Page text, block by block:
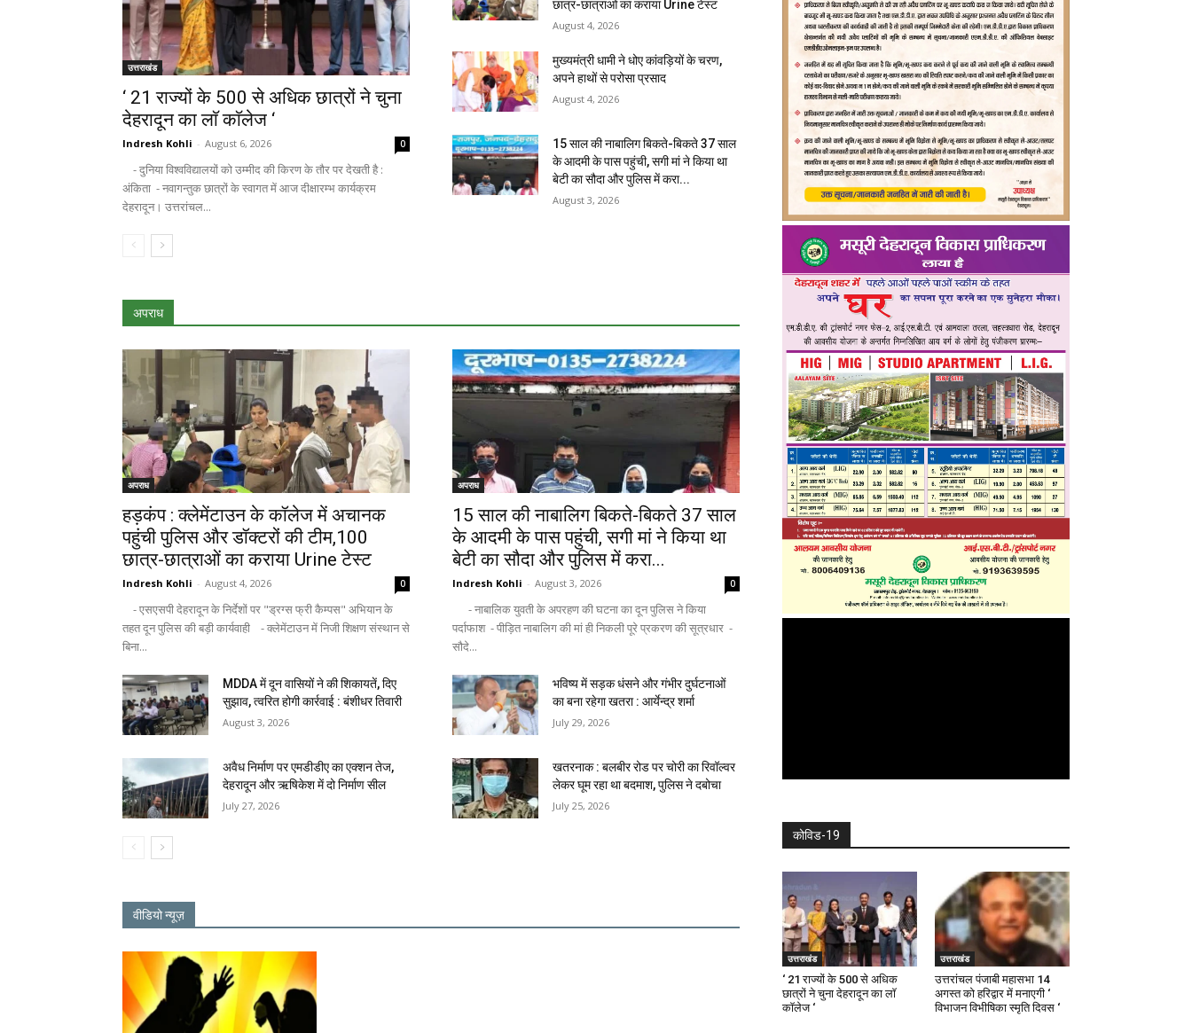
उत्तराखंड
‘ 21 राज्यों के 500 से अधिक छात्रों ने चुना
देहरादून का लाॅ काॅलेज ‘
Indresh Kohli - August 6, 2026 0
- दुनिया विश्वविद्यालयों को उम्मीद की किरण के तौर पर देखती है :
अंकिता - नवागन्तुक छात्रों के स्वागत में आज दीक्षारम्भ कार्यक्रम
देहरादून। उत्तरांचल...
छात्र-छात्राओं का कराया Urine टेस्ट
August 4, 2026
मुख्यमंत्री धामी ने धोए कांवड़ियों के चरण,
अपने हाथों से परोसा प्रसाद
August 4, 2026
15 साल की नाबालिग बिकते-बिकते 37 साल
के आदमी के पास पहुंची, सगी मां ने किया था
बेटी का सौदा और पुलिस में करा...
August 3, 2026
अपराध
अपराध
हड़कंप : क्लेमेंटाउन के कॉलेज में अचानक
पहुंची पुलिस और डॉक्टरों की टीम,100
छात्र-छात्राओं का कराया Urine टेस्ट
Indresh Kohli - August 4, 2026 0
- एसएसपी देहरादून के निर्देशों पर "ड्रग्स फ्री कैम्पस" अभियान के
तहत दून पुलिस की बड़ी कार्यवाही - क्लेमेंटाउन में निजी शिक्षण संस्थान से
बिना...
अपराध
15 साल की नाबालिग बिकते-बिकते 37 साल
के आदमी के पास पहुंची, सगी मां ने किया था
बेटी का सौदा और पुलिस में करा...
Indresh Kohli - August 3, 2026 0
- नाबालिक युवती के अपरहण की घटना का दून पुलिस ने किया
पर्दाफाश - पीड़ित नाबालिग की मां ही निकली पूरे प्रकरण की सूत्रधार -
सौदे...
MDDA में दून वासियों ने की शिकायतें, दिए
सुझाव, त्वरित होगी कार्रवाई : बंशीधर तिवारी
August 3, 2026
भविष्य में सड़क धंसने और गंभीर दुर्घटनाओं
का बना रहेगा खतरा : आर्येन्द्र शर्मा
July 29, 2026
अवैध निर्माण पर एमडीडीए का एक्शन तेज,
देहरादून और ऋषिकेश में दो निर्माण सील
July 27, 2026
खतरनाक : बलबीर रोड पर चोरी का रिवॉल्वर
लेकर घूम रहा था बदमाश, पुलिस ने दबोचा
July 25, 2026
वीडियो न्यूज़
कोविड-19
उत्तराखंड
‘ 21 राज्यों के 500 से अधिक
छात्रों ने चुना देहरादून का लाॅ
काॅलेज ‘
उत्तराखंड
उत्तरांचल पंजाबी महासभा 14
अगस्त को हरिद्वार में मनाएगी ‘
विभाजन विभीषिका स्मृति दिवस ‘